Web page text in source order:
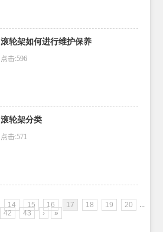
滚轮架如何进行维护保养
点击:596
滚轮架分类
点击:571
14 15 16 17 18 19 20
42
43 › »